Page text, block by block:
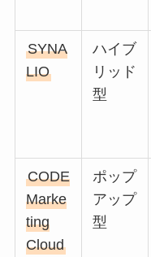
SYNA
LIO
ハイブ
リッド
型
CODE
Marke
ting
Cloud
ポップ
アップ
型